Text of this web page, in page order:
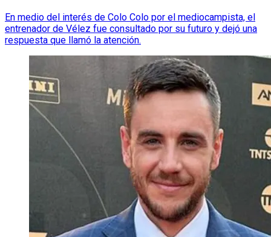
En medio del interés de Colo Colo por el mediocampista, el
entrenador de Vélez fue consultado por su futuro y dejó una
respuesta que llamó la atención.